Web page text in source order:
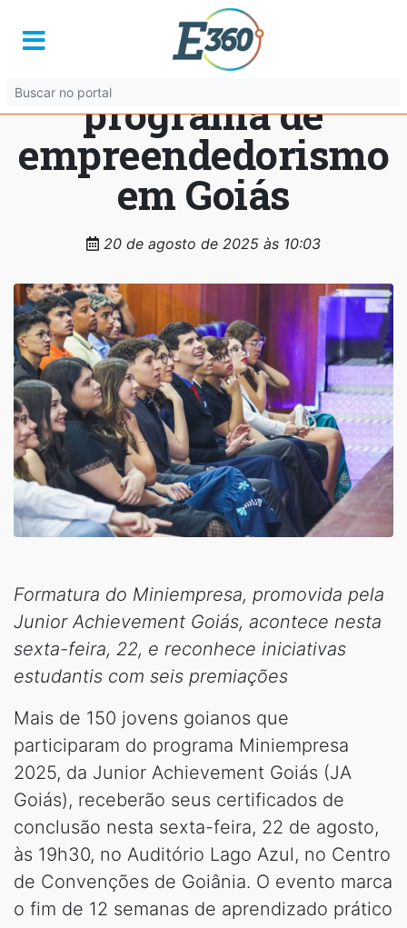
Mais de 150 jovens
concluem
programa de
empreendedorismo
em Goiás
20 de agosto de 2025 às 10:03
Formatura do Miniempresa, promovida pela
Junior Achievement Goiás, acontece nesta
sexta-feira, 22, e reconhece iniciativas
estudantis com seis premiações
Mais de 150 jovens goianos que
participaram do programa Miniempresa
2025, da Junior Achievement Goiás (JA
Goiás), receberão seus certificados de
conclusão nesta sexta-feira, 22 de agosto,
às 19h30, no Auditório Lago Azul, no Centro
de Convenções de Goiânia. O evento marca
o fim de 12 semanas de aprendizado prático